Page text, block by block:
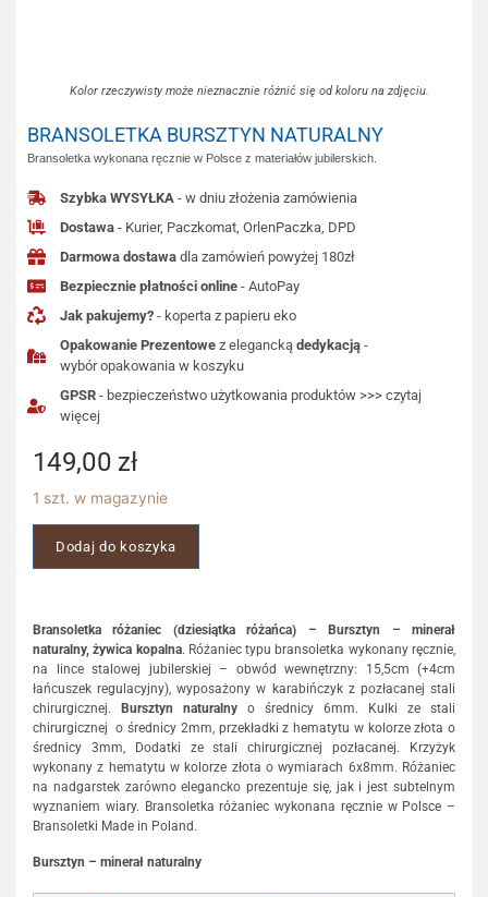
Kolor rzeczywisty może nieznacznie różnić się od koloru na zdjęciu.
BRANSOLETKA BURSZTYN NATURALNY
Bransoletka wykonana ręcznie w Polsce z materiałów jubilerskich.
Szybka WYSYŁKA - w dniu złożenia zamówienia
Dostawa - Kurier, Paczkomat, OrlenPaczka, DPD
Darmowa dostawa dla zamówień powyżej 180zł
Bezpiecznie płatności online - AutoPay
Jak pakujemy? - koperta z papieru eko
Opakowanie Prezentowe z eleganckądedykacją -
wybór opakowania w koszyku
GPSR - bezpieczeństwo użytkowania produktów >>> czytaj
więcej
149,00 zł
1 szt. w magazynie
Dodaj do koszyka
Bransoletka różaniec (dziesiątka różańca) – Bursztyn – minerał
naturalny, żywica kopalna. Różaniec typu bransoletka wykonany ręcznie,
na lince stalowej jubilerskiej – obwód wewnętrzny: 15,5cm (+4cm
łańcuszek regulacyjny), wyposażony w karabińczyk z pozłacanej stali
chirurgicznej.
Bursztyn naturalny o średnicy 6mm. Kulki ze stali
chirurgicznej o średnicy 2mm, przekładki z hematytu w kolorze złota o
średnicy 3mm, Dodatki ze stali chirurgicznej pozłacanej. Krzyżyk
wykonany z hematytu w kolorze złota o wymiarach 6x8mm. Różaniec
na nadgarstek zarówno elegancko prezentuje się, jak i jest subtelnym
wyznaniem wiary. Bransoletka różaniec wykonana ręcznie w Polsce –
Bransoletki Made in Poland.
Bursztyn – minerał naturalny